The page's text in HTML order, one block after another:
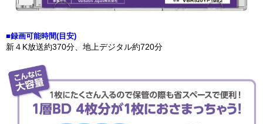
■録画可能時間(目安)
新４K放送約370分、地上デジタル約720分